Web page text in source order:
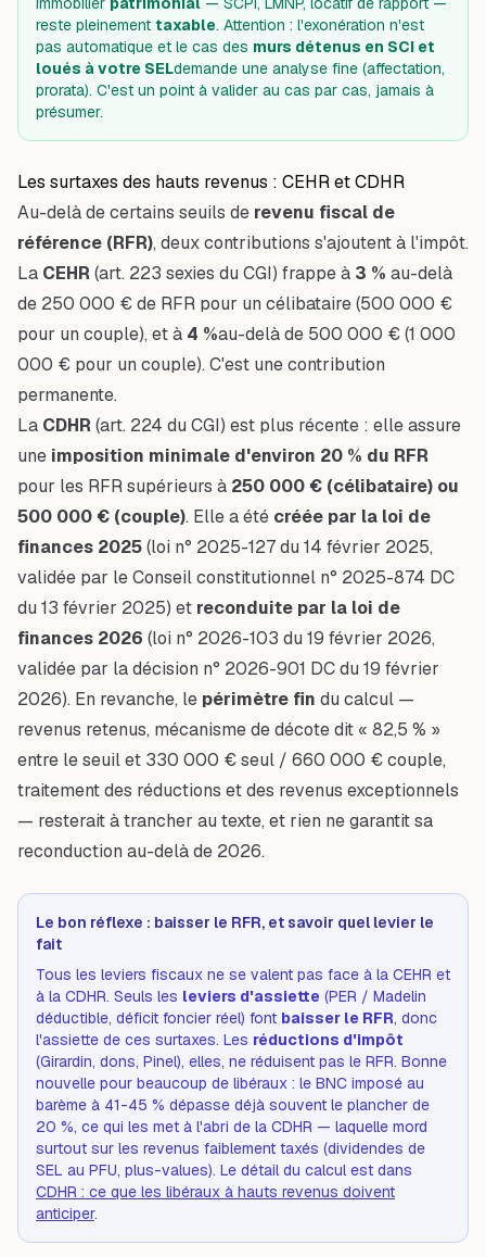
reste pleinement taxable. Attention : l'exonération n'est
pas automatique et le cas des murs détenus en SCI et
loués à votre SELdemande une analyse fine (affectation,
prorata). C'est un point à valider au cas par cas, jamais à
présumer.
Les surtaxes des hauts revenus : CEHR et CDHR
Au-delà de certains seuils de revenu fiscal de
référence (RFR), deux contributions s'ajoutent à l'impôt.
La CEHR (art. 223 sexies du CGI) frappe à 3 % au-delà
de 250 000 € de RFR pour un célibataire (500 000 €
pour un couple), et à 4 %au-delà de 500 000 € (1 000
000 € pour un couple). C'est une contribution
permanente.
La CDHR (art. 224 du CGI) est plus récente : elle assure
une imposition minimale d'environ 20 % du RFR
pour les RFR supérieurs à 250 000 € (célibataire) ou
500 000 € (couple). Elle a été créée par la loi de
finances 2025(loi n° 2025-127 du 14 février 2025,
validée par le Conseil constitutionnel n° 2025-874 DC
du 13 février 2025) et reconduite par la loi de
finances 2026 (loi n° 2026-103 du 19 février 2026,
validée par la décision n° 2026-901 DC du 19 février
2026). En revanche, le périmètre fin du calcul —
revenus retenus, mécanisme de décote dit « 82,5 % »
entre le seuil et 330 000 € seul / 660 000 € couple,
traitement des réductions et des revenus exceptionnels
— resterait à trancher au texte, et rien ne garantit sa
reconduction au-delà de 2026.
Le bon réflexe : baisser le RFR, et savoir quel levier le
fait
Tous les leviers fiscaux ne se valent pas face à la CEHR et
à la CDHR. Seuls les leviers d'assiette (PER / Madelin
déductible, déficit foncier réel) font baisser le RFR, donc
l'assiette de ces surtaxes. Les réductions d'impôt
(Girardin, dons, Pinel), elles, ne réduisent pas le RFR. Bonne
nouvelle pour beaucoup de libéraux : le BNC imposé au
barème à 41-45 % dépasse déjà souvent le plancher de
20 %, ce qui les met à l'abri de la CDHR — laquelle mord
surtout sur les revenus faiblement taxés (dividendes de
SEL au PFU, plus-values). Le détail du calcul est dans
CDHR : ce que les libéraux à hauts revenus doivent
anticiper.